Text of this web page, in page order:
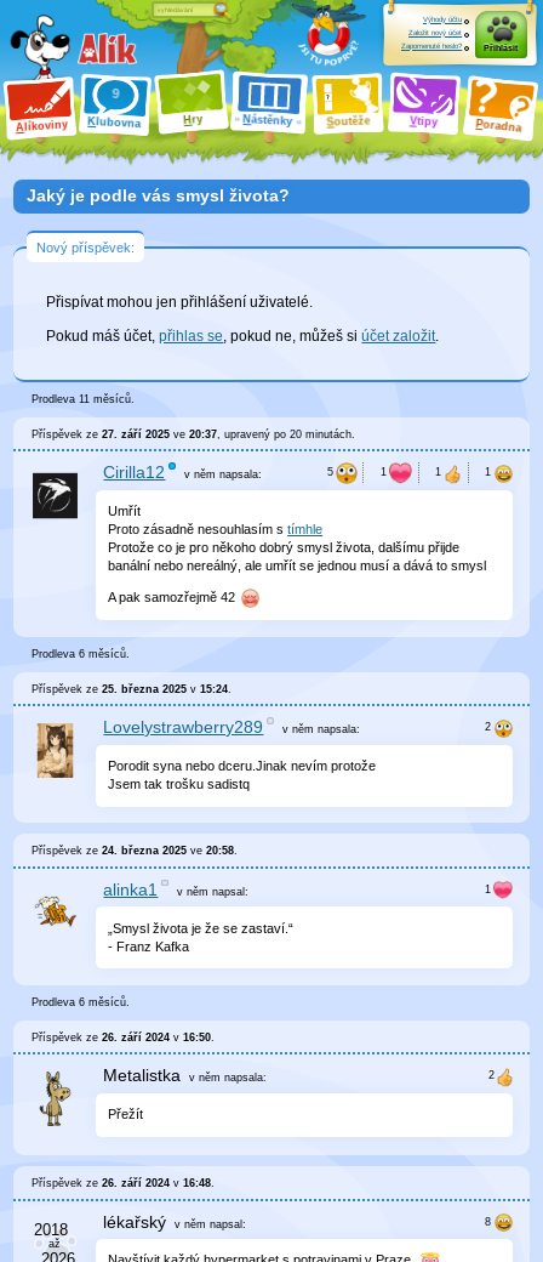
Alíkoviny Klubovna Hry Nástěnky Soutěže Vtipy Poradna
Výhody účtu
Založit nový účet
Zapomenuté heslo?
Přihlásit
Jaký je podle vás smysl života?
Nový příspěvek:
Přispívat mohou jen přihlášení uživatelé.
Pokud máš účet,přihlas se, pokud ne, můžeš siúčet založit.
Prodleva 11 měsíců.
Příspěvek ze27. září 2025 ve20:37 , upravenýpo 20 minutách
Cirilla12 v němnapsala:
Umřít
Proto zásadně nesouhlasím stímhle
Protože co je pro někoho dobrý smysl života, dalšímu přijde
banální nebo nereálný, ale umřít se jednou musí a dává to smysl
A pak samozřejmě 42
Prodleva 6 měsíců.
Příspěvek ze25. března 2025 v15:24
Lovelystrawberry289 v němnapsala:
Porodit syna nebo dceru.Jinak nevím protože
Jsem tak trošku sadistq
Příspěvek ze24. března 2025 ve20:58.
alinka1 v němnapsal:
„Smysl života je že se zastaví.“
- Franz Kafka
Prodleva 6 měsíců.
Příspěvek ze26. září 2024 v16:50
Metalistka v něm napsala:
Přežít
Příspěvek ze26. září 2024 v16:48
lékařský v něm napsal: